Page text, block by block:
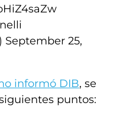
September 25,
informó DIB, se
puntos: